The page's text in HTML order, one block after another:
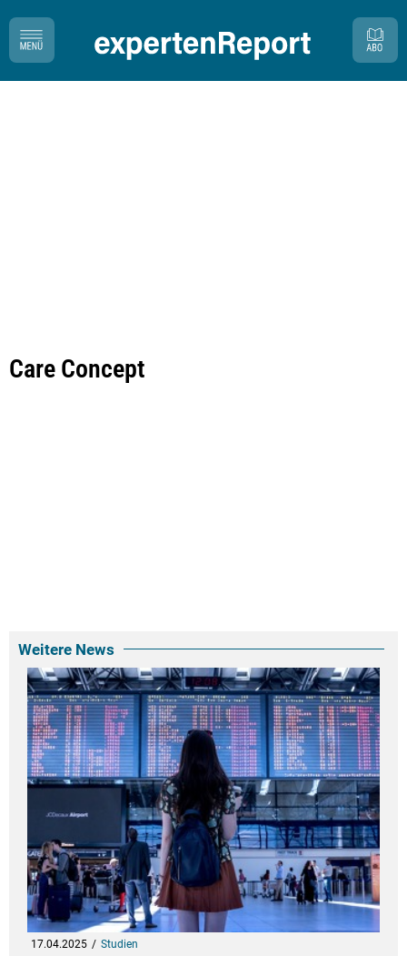
Care Concept
Weitere News
17.04.2025 Studien